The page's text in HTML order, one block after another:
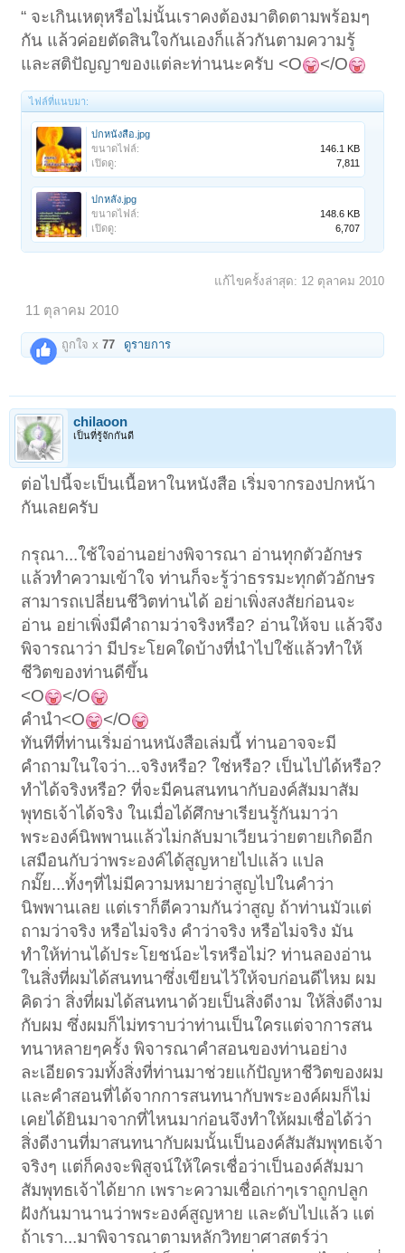
“ จะเกินเหตุหรือไม่นั้นเราคงต้องมาติดตามพร้อมๆ
กัน แล้วค่อยตัดสินใจกันเองก็แล้วกันตามความรู้
และสติปัญญาของแต่ละท่านนะครับ <O
</O
ไฟล์ที่แนบมา:
ปกหนังสือ.jpg
ขนาดไฟล์:
146.1 KB
เปิดดู:
7,811
ปกหลัง.jpg
ขนาดไฟล์:
148.6 KB
เปิดดู:
6,707
แก้ไขครั้งล่าสุด: 12 ตุลาคม 2010
11 ตุลาคม 2010
ถูกใจ x77 ดูรายการ
chilaoon
เป็นที่รู้จักกันดี
ต่อไปนี้จะเป็นเนื้อหาในหนังสือ เริ่มจากรองปกหน้า
กันเลยครับ
กรุณา...ใช้ใจอ่านอย่างพิจารณา อ่านทุกตัวอักษร
แล้วทำความเข้าใจ ท่านก็จะรู้ว่าธรรมะทุกตัวอักษร
สามารถเปลี่ยนชีวิตท่านได้ อย่าเพิ่งสงสัยก่อนจะ
อ่าน อย่าเพิ่งมีคำถามว่าจริงหรือ? อ่านให้จบ แล้วจึง
พิจารณาว่า มีประโยคใดบ้างที่นำไปใช้แล้วทำให้
ชีวิตของท่านดีขึ้น
<O
</O
คำนำ<O
</O
ทันทีที่ท่านเริ่มอ่านหนังสือเล่มนี้ ท่านอาจจะมี
คำถามในใจว่า...จริงหรือ? ใช่หรือ? เป็นไปได้หรือ?
ทำได้จริงหรือ? ที่จะมีคนสนทนากับองค์สัมมาสัม
พุทธเจ้าได้จริง ในเมื่อได้ศึกษาเรียนรู้กันมาว่า
พระองค์นิพพานแล้วไม่กลับมาเวียนว่ายตายเกิดอีก
เสมือนกับว่าพระองค์ได้สูญหายไปแล้ว แปล
กมั๊ย...ทั้งๆที่ไม่มีความหมายว่าสูญไปในคำว่า
นิพพานเลย แต่เราก็ตีความกันว่าสูญ ถ้าท่านมัวแต่
ถามว่าจริง หรือไม่จริง คำว่าจริง หรือไม่จริง มัน
ทำให้ท่านได้ประโยชน์อะไรหรือไม่? ท่านลองอ่าน
ในสิ่งที่ผมได้สนทนาซึ่งเขียนไว้ให้จบก่อนดีไหม ผม
คิดว่า สิ่งที่ผมได้สนทนาด้วยเป็นสิ่งดีงาม ให้สิ่งดีงาม
กับผม ซึ่งผมก็ไม่ทราบว่าท่านเป็นใครแต่จาการสน
ทนาหลายๆครั้ง พิจารณาคำสอนของท่านอย่าง
ละเอียดรวมทั้งสิ่งที่ท่านมาช่วยแก้ปัญหาชีวิตของผม
และคำสอนที่ได้จากการสนทนากับพระองค์ผมก็ไม่
เคยได้ยินมาจากที่ไหนมาก่อนจึงทำให้ผมเชื่อได้ว่า
สิ่งดีงานที่มาสนทนากับผมนั้นเป็นองค์สัมสัมพุทธเจ้า
จริงๆ แต่ก็คงจะพิสูจน์ให้ใครเชื่อว่าเป็นองค์สัมมา
สัมพุทธเจ้าได้ยาก เพราะความเชื่อเก่าๆเราถูกปลูก
ฝังกันมานานว่าพระองค์สูญหาย และดับไปแล้ว แต่
ถ้าเรา...มาพิจารณาตามหลักวิทยาศาสตร์ว่า